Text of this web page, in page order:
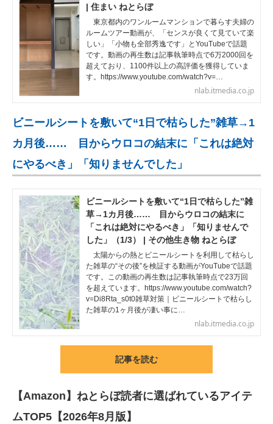
| 住まい ねとらぼ
東京都内のワンルームマンションで暮らす夫婦の
ルームツアー動画が、「センスが良くて見ていて楽
しい」「小物も全部秀逸です」とYouTubeで話題
です。動画の再生数は記事執筆時点で6万2000回を
超えており、1100件以上の高評価を獲得していま
す。https://www.youtube.com/watch?v=…
nlab.itmedia.co.jp
ビニールシートを敷いて“1日で枯らした”雑草→1
カ月後…… 目からウロコの結末に「これは絶対
にやるべき」「知りませんでした」
ビニールシートを敷いて“1日で枯らした”雑
草→1カ月後…… 目からウロコの結末に
「これは絶対にやるべき」「知りませんで
した」（1/3） | その他生き物 ねとらぼ
太陽からの熱とビニールシートを利用して枯らし
た雑草の“その後”を検証する動画がYouTubeで話題
です。この動画の再生数は記事執筆時点で23万回
を超えています。https://www.youtube.com/watch?
v=Di8Rta_s0t0雑草対策｜ビニールシートで枯らし
た雑草の1ヶ月後が凄い事に…
nlab.itmedia.co.jp
記事を読む
【Amazon】ねとらぼ読者に選ばれているアイテ
ムTOP5【2026年8月版】